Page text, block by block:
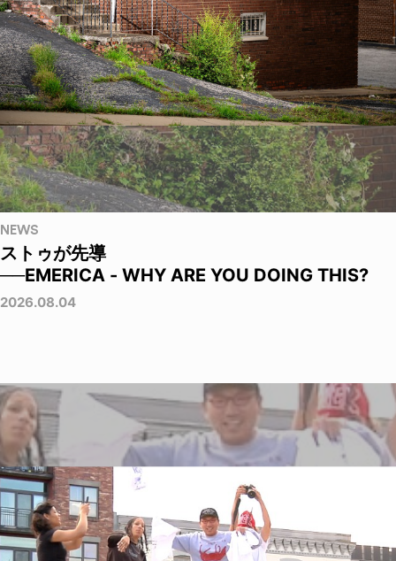
NEWS
ストゥが先導
──EMERICA - WHY ARE YOU DOING THIS?
2026.08.04